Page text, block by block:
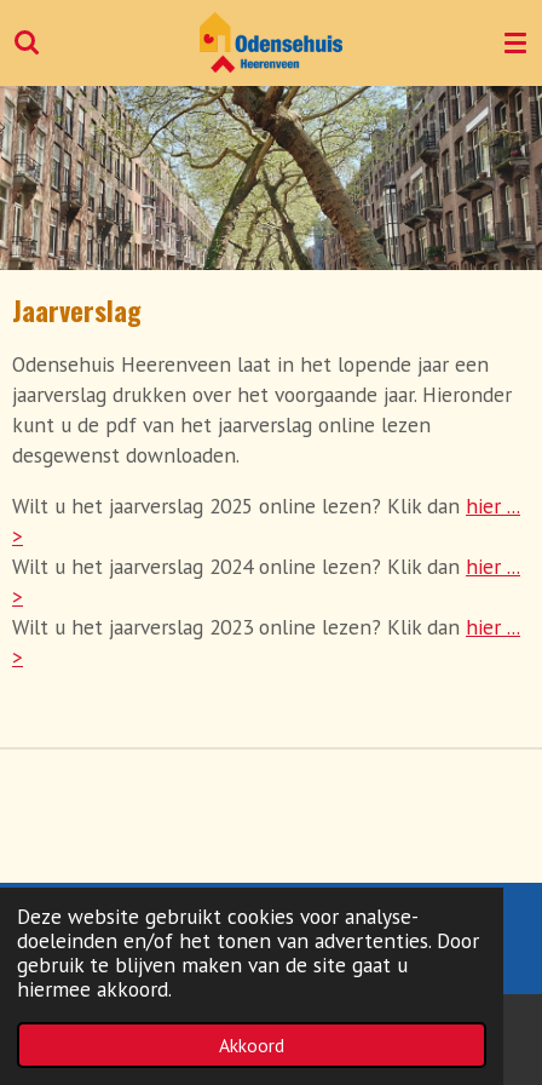
Deze website gebruikt cookies voor analyse-
doeleinden en/of het tonen van advertenties. Door
gebruik te blijven maken van de site gaat u
hiermee akkoord.
Akkoord
Ga
direct
naar
de
hoofdinhoud
Jaarverslag
Odensehuis Heerenveen laat in het lopende jaar een
jaarverslag drukken over het voorgaande jaar. Hieronder
kunt u de pdf van het jaarverslag online lezen
desgewenst downloaden.
Wilt u het jaarverslag 2025 online lezen? Klik dan hier ...
>
Wilt u het jaarverslag 2024 online lezen? Klik dan hier ...
>
Wilt u het jaarverslag 2023 online lezen? Klik dan hier ...
>
© 2025 Odensehuis Heerenveen
Powered byJouwWeb
Telefoonnummer